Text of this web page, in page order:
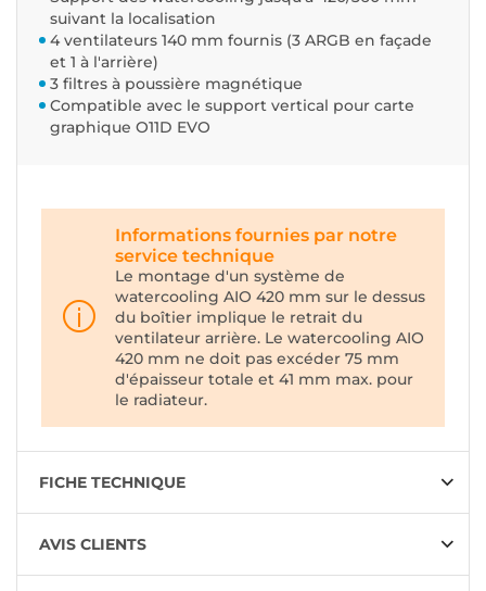
suivant la localisation
4 ventilateurs 140 mm fournis (3 ARGB en façade
et 1 à l'arrière)
3 filtres à poussière magnétique
Compatible avec le support vertical pour carte
graphique O11D EVO
Informations fournies par notre
service technique
Le montage d'un système de
watercooling AIO 420 mm sur le dessus
du boîtier implique le retrait du
ventilateur arrière. Le watercooling AIO
420 mm ne doit pas excéder 75 mm
d'épaisseur totale et 41 mm max. pour
le radiateur.
FICHE TECHNIQUE
AVIS CLIENTS